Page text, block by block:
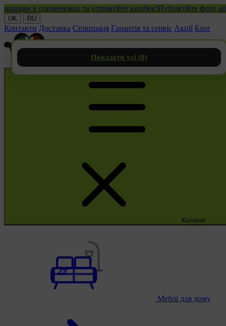
в соцмережах та отримуйте кешбек!Публікуйте фото або
UK RU
Контакти Доставка Співпраця Гарантія та сервіс Акції Блог
Каталог
Меблі для дому
Показати усі (0)